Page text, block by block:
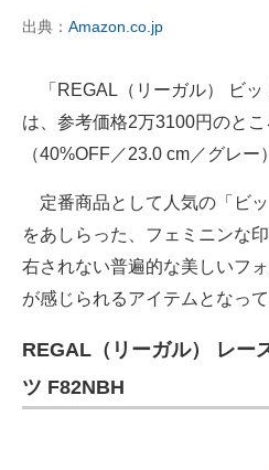
出典： Amazon.co.jp
「REGAL（リーガル） ビッ
は、参考価格2万3100円のと
（40%OFF／23.0 cm／グレー
定番商品として人気の「ビ
をあしらった、フェミニンな
右されない普遍的な美しいフ
が感じられるアイテムとなって
REGAL（リーガル） レー
ツ F82NBH